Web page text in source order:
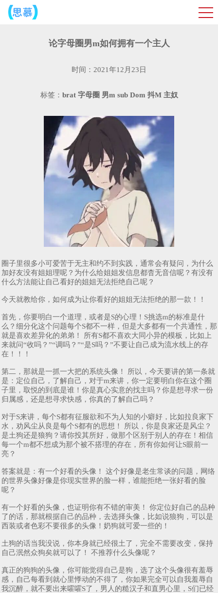
论字母圈男m如何拥有一个主人
时间：2021年12月23日
标签： brat 字母圈 男m sub Dom 抖M 主奴
圈子里很多小可爱苦于无主和约不到实践，通常会有疑问，为什么
加好友没有姐姐理呢？为什么给姐姐发信息都杳无音信呢？有没有
什么方法能让自己看好的姐姐无法拒绝自己呢？
今天就教给你，如何成为让你看好的姐姐无法拒绝的那一款！！
首先，你要明白一个道理，或者是S的心理！S挑选m的标准是什
么？细分化这个问题每个S都不一样，但是大多都有一个共通性，那
就是喜欢差异化的弟弟！ 所有S都不喜欢大同小异的模板，比如上
来就问“收吗？”“调吗？”“是S吗？”不要让自己成为流水线上的存
在！！！
第二，那就是一抓一大把的系统头像！ 所以，今天要讲的第一条就
是：定位自己，了解自己，对于m来讲，你一定要明白你在这个圈
子里，取悦的到底是谁！你是真心实意的找主吗？你是想寻求一份
归属感，还是想寻求快感，你真的了解自己吗？
对于S来讲，每个S都有征服欲和不为人知的小癖好，比如拉良家下
水，劝风尘从良是每个S都有的思想！ 所以，你是良家还是风尘？
是土狗还是狼狗？请你投其所好，做那个区别于别人的存在！相信
每一个m都不想成为那个被不搭理的存在，所有你如何让S眼前一
亮？
答案就是：有一个好看的头像！ 这个好像是老生常谈的问题，网络
的世界头像好像是你现实世界的脸一样，谁能拒绝一张好看的脸
呢？
有一个好看的头像，也证明你有不错的审美！ 你定位好自己的品种
了的话，那就根据自己的品种，去选择头像，比如说狼狗，可以是
西装或者色彩不要很多的头像！奶狗就可爱一些的！
土狗的话当我没说，你本身就已经很土了，完全不需要改变，保持
自己泯然众狗矣就可以了！ 不推荐什么头像呢？
真正的狗狗的头像，你可能觉得自己是狗，选了这个头像很有羞辱
感，自己每看到就心里悸动的不得了，你如果完全可以自我羞辱自
我沉醉，就不要出来嚯嚯S了，男人的糙汉子和直男心里，S们已经